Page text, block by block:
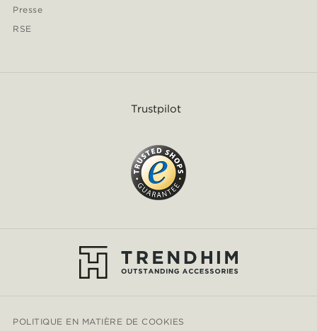
Presse
RSE
Trustpilot
POLITIQUE EN MATIÈRE DE COOKIES